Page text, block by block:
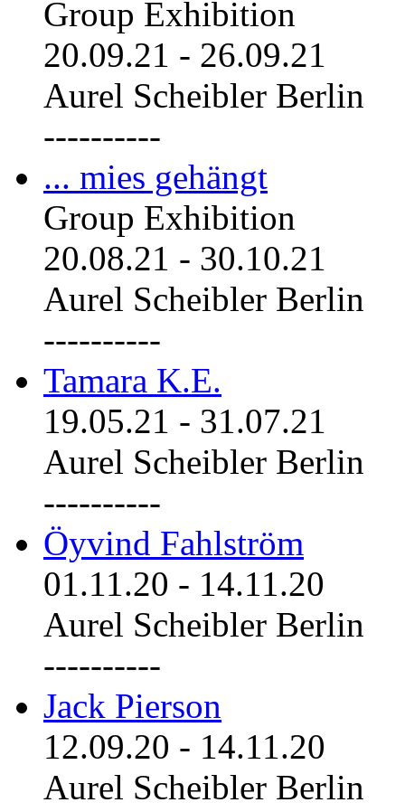
Group Exhibition
20.09.21 - 26.09.21
Aurel Scheibler Berlin
----------
... mies gehängt
Group Exhibition
20.08.21 - 30.10.21
Aurel Scheibler Berlin
----------
Tamara K.E.
19.05.21 - 31.07.21
Aurel Scheibler Berlin
----------
Öyvind Fahlström
01.11.20 - 14.11.20
Aurel Scheibler Berlin
----------
Jack Pierson
12.09.20 - 14.11.20
Aurel Scheibler Berlin